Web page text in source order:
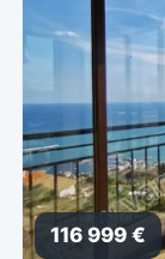
116 999 €